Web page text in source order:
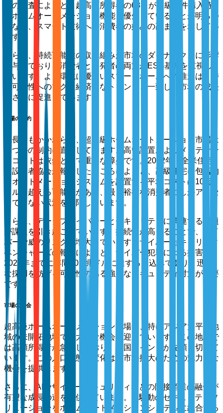
スの調査によると、超高額所得者の68％が高級物件購入時
にホームオートメーション機能を優先していることが明らか
になり、スマート技術への消費者の好みの高まりを示してい
ます。
さらに、持続可能性の取り組みが市場のダイナミクスに影響
を与えており、消費者と開発者の両方がESG基準を重視し
ています。より環境に優しいスマートホームへの推進は、持
続可能性へのマクロ経済的なトレンドと一致し、市場の成長
をさらに促進しています。
市場の制約
成長にもかかわらず、超高級ホームオートメーション市場は
幾つかの制約に直面しています。高い設置およびメンテナン
スコストは依然として重要な障壁です。2022年に全米住宅
建設業者協会が報告したところによると、高級住宅に包括的
なオートメーションシステムを設置する平均コストは10万
ドルを超える可能性があり、最も裕福な消費者にしかアクセ
スできない状況を制限しています。
さらに、データプライバシーとセキュリティに関連する問題
が課題を引き起こしています。接続性が高まることで、サイ
バー脅威のリスクが増大しています。サイバーセキュリティ
ベンチャーズの報告によると、サイバー犯罪による損害は
2025年までに年間10.5兆ドルに達する見込みであり、迅速
な採用を妨げる可能性のある強力なセキュリティ対策が必要
です。
市場の機会
超高級ホームオートメーション市場は、特にアジア太平洋地
域の未開拓地域での大きな機会を迎えています。この地域で
は高額所得者が急増しており、中国とインドが先頭を切って
います。この人口動態の変化は、市場拡大のための魅力的な
機会を提供します。
さらに、AIやサイバーセキュリティなどの隣接産業の融合が
有望な成長の道を提供しています。AI駆動のセキュリティソ
リューションをホームオートメーションシステムに統合する